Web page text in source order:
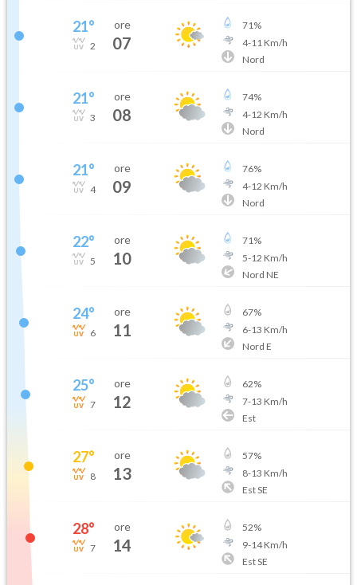
21°
2
ore
07
71%
4-11 Km/h
Nord
21°
3
ore
08
74%
4-12 Km/h
Nord
21°
4
ore
09
76%
4-12 Km/h
Nord
22°
5
ore
10
71%
5-12 Km/h
Nord NE
24°
6
ore
11
67%
6-13 Km/h
Nord E
25°
7
ore
12
62%
7-13 Km/h
Est
27°
8
ore
13
57%
8-13 Km/h
Est SE
28°
7
ore
14
52%
9-14Km/h
Est SE